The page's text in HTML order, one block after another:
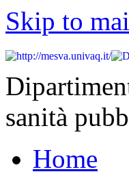
Skip to
sanità
Home